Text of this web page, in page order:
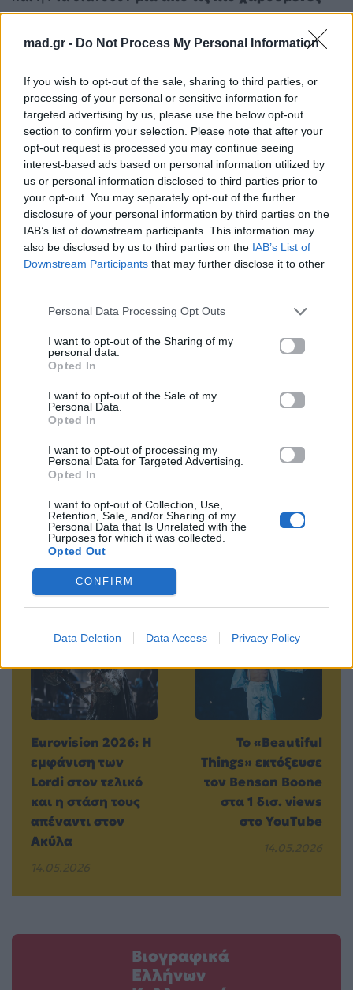
mad.gr - Do Not Process My Personal Information
If you wish to opt-out of the sale, sharing to third parties, or
processing of your personal or sensitive information for
targeted advertising by us, please use the below opt-out
section to confirm your selection. Please note that after your
opt-out request is processed you may continue seeing
interest-based ads based on personal information utilized by
us or personal information disclosed to third parties prior to
your opt-out. You may separately opt-out of the further
disclosure of your personal information by third parties on the
IAB’s list of downstream participants. This information may
also be disclosed by us to third parties on the IAB’s List of
Downstream Participants that may further disclose it to other
Personal Data Processing Opt Outs
I want to opt-out of the Sharing of my
personal data.
Opted In
I want to opt-out of the Sale of my
Personal Data.
Opted In
I want to opt-out of processing my
Personal Data for Targeted Advertising.
Opted In
I want to opt-out of Collection, Use,
Retention, Sale, and/or Sharing of my
Personal Data that Is Unrelated with the
Purposes for which it was collected.
Opted Out
CONFIRM
Data Deletion Data Access Privacy Policy
περιόδους της σχέσης τους. Και οι διαδικτυακοί
τους φίλοι δεν μπορούν παρά να χαίρονται μαζί
«Mom Era»: Η βόλτα της Κατερίνας Καινούργιου
με την 40 ημερών κόρη της στο κέντρο της
Αθήνας
Για σχόλια, μηνύματα ή φωτογραφικό υλικό
σχετικά με τοMad.gr, επισκεφτείτε μας στο
Facebook , επικοινωνήστε μέσωTwitterή
ακολουθήστε μας στο Instagram
Ακολουθήστε το
Mad.gr στο Google
News
Ακολουθήστε το
Προηγούμενο
Eurovision 2026: Η
εμφάνιση των
Lordi στον τελικό
και η στάση τους
απέναντι στον
Ακύλα
14.05.2026
Επόμενο
Το «Beautiful
Things» εκτόξευσε
τον Benson Boone
στα 1 δισ. views
στο YouTube
14.05.2026
Βιογραφικά
Ελλήνων